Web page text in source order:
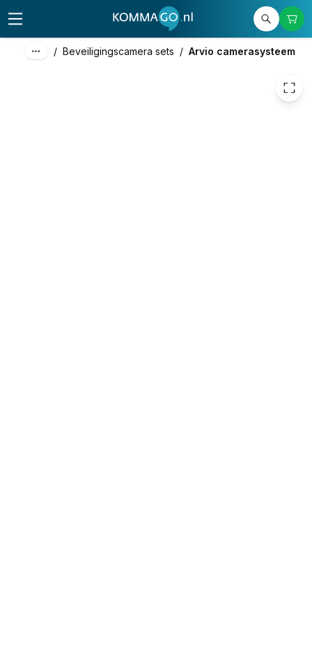
/ Beveiligingscamera sets / Arvio camerasysteem
€ 492,35